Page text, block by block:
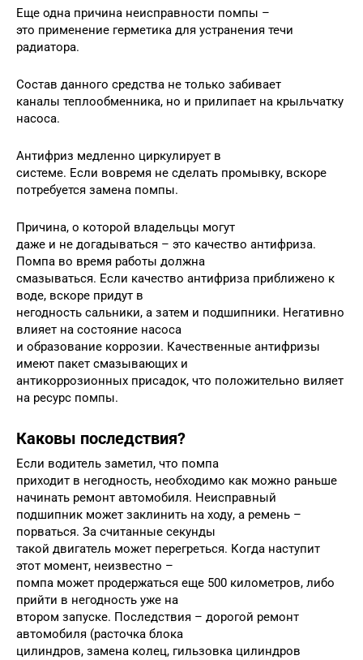
Еще одна причина неисправности помпы –
это применение герметика для устранения течи
радиатора.
Состав данного средства не только забивает
каналы теплообменника, но и прилипает на крыльчатку
насоса.
Антифриз медленно циркулирует в
системе. Если вовремя не сделать промывку, вскоре
потребуется замена помпы.
Причина, о которой владельцы могут
даже и не догадываться – это качество антифриза.
Помпа во время работы должна
смазываться. Если качество антифриза приближено к
воде, вскоре придут в
негодность сальники, а затем и подшипники. Негативно
влияет на состояние насоса
и образование коррозии. Качественные антифризы
имеют пакет смазывающих и
антикоррозионных присадок, что положительно виляет
на ресурс помпы.
Каковы последствия?
Если водитель заметил, что помпа
приходит в негодность, необходимо как можно раньше
начинать ремонт автомобиля. Неисправный
подшипник может заклинить на ходу, а ремень –
порваться. За считанные секунды
такой двигатель может перегреться. Когда наступит
этот момент, неизвестно –
помпа может продержаться еще 500 километров, либо
прийти в негодность уже на
втором запуске. Последствия – дорогой ремонт
автомобиля (расточка блока
цилиндров, замена колец, гильзовка цилиндров